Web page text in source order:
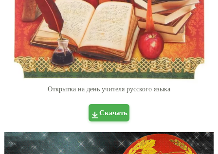
Открытка на день учителя русского языка
Скачать